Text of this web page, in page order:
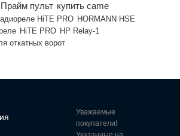
Прайм пульт купить came
HiTE PRO HORMANN HSE
HiTE PRO HP Relay-1
откатных ворот
Уважаемые
покупатели!